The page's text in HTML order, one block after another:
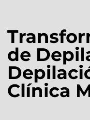
de
Clínica